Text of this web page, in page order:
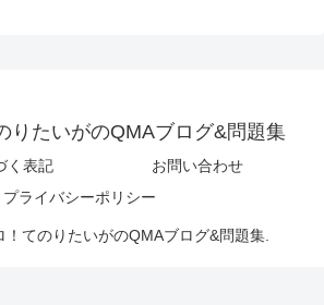
りたいがのQMAブログ&問題集
く表記
お問い合わせ
プライバシーポリシー
てのりたいがのQMAブログ&問題集.